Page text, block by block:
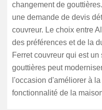
changement de
une demande de devis
couvreur. Le choix entre
des préférences et de la
Ferret couvreur qui est
gouttières peut
l'occasion d'améliorer à
fonctionnalité de la